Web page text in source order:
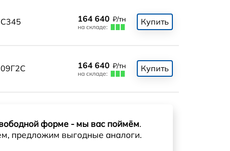
С345 164 640 ₽/тн
на складе:
Купить
09Г2С 164 640 ₽/тн
на складе:
Купить
форме - мы вас поймём.
предложим выгодные аналоги.